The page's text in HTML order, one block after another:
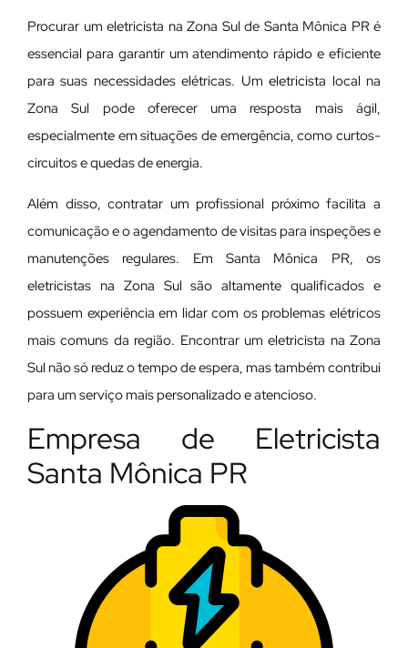
Procurar um eletricista na Zona Sul de Santa Mônica PR é
essencial para garantir um atendimento rápido e eficiente
para suas necessidades elétricas. Um eletricista local na
Zona Sul pode oferecer uma resposta mais ágil,
especialmente em situações de emergência, como curtos-
circuitos e quedas de energia.
Além disso, contratar um profissional próximo facilita a
comunicação e o agendamento de visitas para inspeções e
manutenções regulares. Em Santa Mônica PR, os
eletricistas na Zona Sul são altamente qualificados e
possuem experiência em lidar com os problemas elétricos
mais comuns da região. Encontrar um eletricista na Zona
Sul não só reduz o tempo de espera, mas também contribui
para um serviço mais personalizado e atencioso.
Empresa de Eletricista
Santa Mônica PR